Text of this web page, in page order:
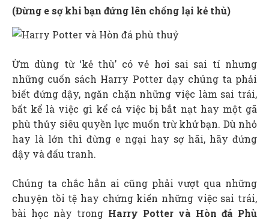
(Đừng e sợ khi bạn đứng lên chống lại kẻ thù)
Ừm dùng từ ‘kẻ thù’ có vẻ hơi sai sai tí nhưng
những cuốn sách Harry Potter dạy chúng ta phải
biết đứng dậy, ngăn chặn những việc làm sai trái,
bất kể là việc gì kể cả việc bị bắt nạt hay một gã
phù thủy siêu quyền lực muốn trừ khử bạn. Dù nhỏ
hay là lớn thì đừng e ngại hay sợ hãi, hãy đứng
dậy và đấu tranh.
Chúng ta chắc hẳn ai cũng phải vượt qua những
chuyện tồi tệ hay chứng kiến những việc sai trái,
bài học này trong Harry Potter và Hòn đá Phù